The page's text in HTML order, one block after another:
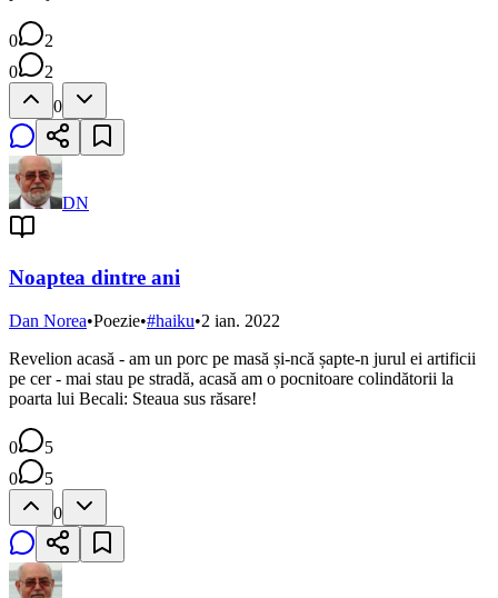
0
2
0
2
0
DN
Noaptea dintre ani
Dan Norea•Poezie•#haiku•2 ian. 2022
Revelion acasă - am un porc pe masă și-ncă șapte-n jurul ei artificii
pe cer - mai stau pe stradă, acasă am o pocnitoare colindătorii la
poarta lui Becali: Steaua sus răsare!
0
5
0
5
0